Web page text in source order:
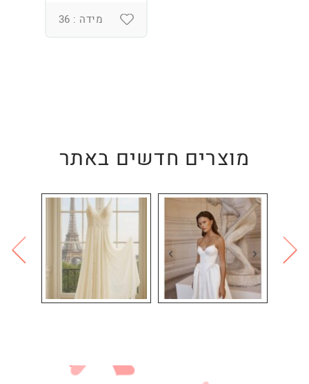
מידה : 36
מוצרים חדשים באתר